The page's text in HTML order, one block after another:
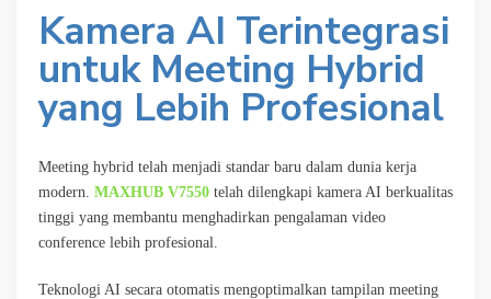
Kamera AI Terintegrasi
untuk Meeting Hybrid
yang Lebih Profesional
Meeting hybrid telah menjadi standar baru dalam dunia kerja
modern. MAXHUB V7550 telah dilengkapi kamera AI berkualitas
tinggi yang membantu menghadirkan pengalaman video
conference lebih profesional.
Teknologi AI secara otomatis mengoptimalkan tampilan meeting